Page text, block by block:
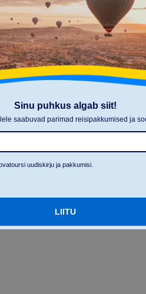
Sinu puhkus algab siit!
saabuvad parimad reisipakkumised ja
uudiskirju ja pakkumisi.
LIITU